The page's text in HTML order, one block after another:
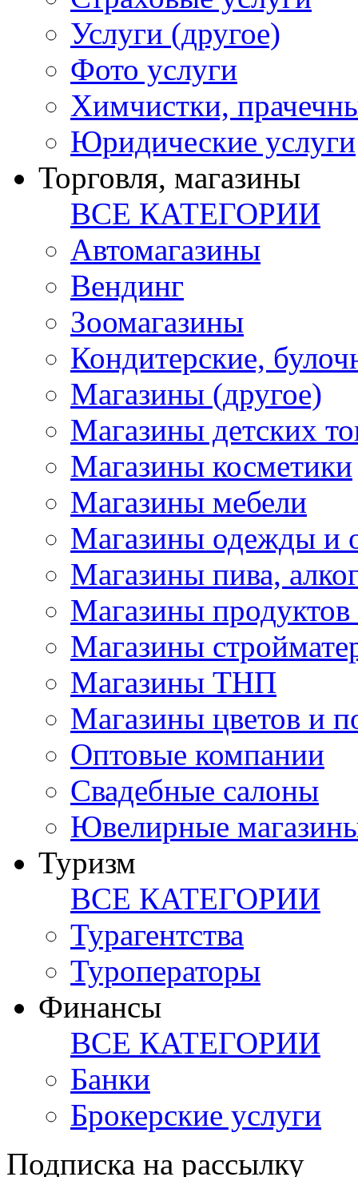
Услуги (другое)
Фото услуги
Химчистки,
Юридические услуги
Торговля, магазины
ВСЕ КАТЕГОРИИ
Автомагазины
Вендинг
Зоомагазины
Кондитерские,
Магазины (другое)
Магазины детских
Магазины косметики
Магазины мебели
Магазины одежды и
Магазины пива,
Магазины продуктов
Магазины
Магазины ТНП
Магазины цветов и
Оптовые компании
Свадебные салоны
Ювелирные
Туризм
ВСЕ КАТЕГОРИИ
Турагентства
Туроператоры
Финансы
ВСЕ КАТЕГОРИИ
Банки
Брокерские услуги
Подписка на рассылку